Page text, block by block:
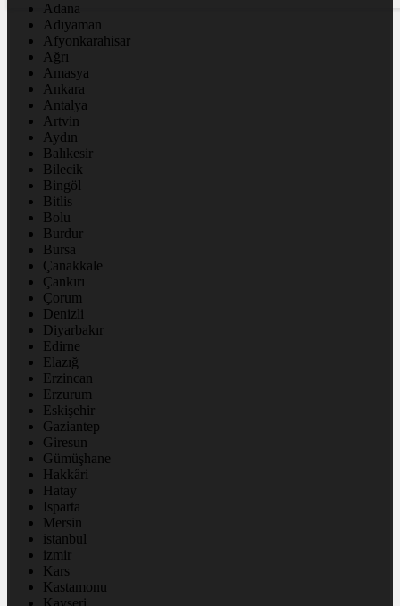
Adana
Adıyaman
Afyonkarahisar
Ağrı
Amasya
Ankara
Antalya
Artvin
Aydın
Balıkesir
Bilecik
Bingöl
Bitlis
Bolu
Burdur
Bursa
Çanakkale
Çankırı
Çorum
Denizli
Diyarbakır
Edirne
Elazığ
Erzincan
Erzurum
Eskişehir
Gaziantep
Giresun
Gümüşhane
Hakkâri
Hatay
Isparta
Mersin
istanbul
izmir
Kars
Kastamonu
Kayseri